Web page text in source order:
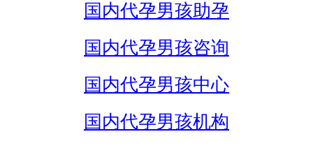
国内代孕男孩助孕
国内代孕男孩咨询
国内代孕男孩中心
国内代孕男孩机构